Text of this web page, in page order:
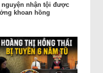
nguyện nhận tội được
khoan hồng